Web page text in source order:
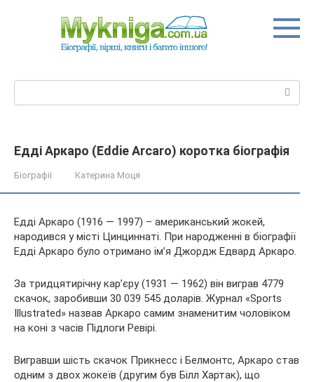
Едді Аркаро (Eddie Arcaro) коротка біографія
Біографії Катерина Моця
Едді Аркаро (1916 — 1997) – американський жокей,
народився у місті Цинциннаті. При народженні в біографії
Едді Аркаро було отримано ім’я Джордж Едвард Аркаро.
За тридцятирічну кар’єру (1931 — 1962) він виграв 4779
скачок, заробивши 30 039 545 доларів. Журнал «Sports
Illustrated» назвав Аркаро самим знаменитим чоловіком
на коні з часів Підлоги Ревірі.
Вигравши шість скачок Прикнесс і Белмонтс, Аркаро став
одним з двох жокеїв (другим був Білл Хартак), що